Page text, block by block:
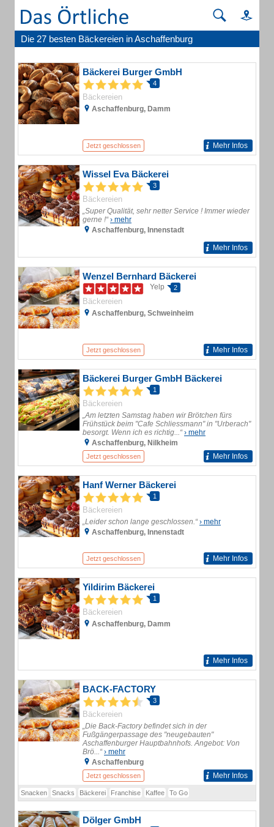
Die 27 besten Bäckereien in Aschaffenburg
Bäckerei Burger GmbH
4
Bäckereien
Aschaffenburg, Damm
Jetzt geschlossen Mehr Infos
Wissel Eva Bäckerei
3
Bäckereien
„Super Qualität, sehr netter Service ! Immer wieder
gerne !“› mehr
Aschaffenburg, Innenstadt
Mehr Infos
Wenzel Bernhard Bäckerei
Yelp 2
Bäckereien
Aschaffenburg, Schweinheim
Jetzt geschlossen Mehr Infos
Bäckerei Burger GmbH Bäckerei
1
Bäckereien
„Am letzten Samstag haben wir Brötchen fürs
Frühstück beim "Cafe Schliessmann" in "Urberach"
besorgt. Wenn ich es richtig...“› mehr
Aschaffenburg, Nilkheim
Jetzt geschlossen Mehr Infos
Hanf Werner Bäckerei
1
Bäckereien
„Leider schon lange geschlossen.“› mehr
Aschaffenburg, Innenstadt
Jetzt geschlossen Mehr Infos
Yildirim Bäckerei
1
Bäckereien
Aschaffenburg, Damm
Mehr Infos
BACK-FACTORY
3
Bäckereien
„Die Back-Factory befindet sich in der
Fußgängerpassage des "neugebauten"
Aschaffenburger Hauptbahnhofs. Angebot: Von
Brö...“› mehr
Aschaffenburg
Jetzt geschlossen Mehr Infos
Snacken Snacks Bäckerei Franchise Kaffee To Go
Dölger GmbH